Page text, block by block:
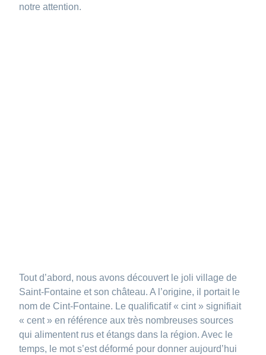
notre attention.
Tout d’abord, nous avons découvert le joli village de
Saint-Fontaine et son château. A l’origine, il portait le
nom de Cint-Fontaine. Le qualificatif « cint » signifiait
« cent » en référence aux très nombreuses sources
qui alimentent rus et étangs dans la région. Avec le
temps, le mot s’est déformé pour donner aujourd’hui